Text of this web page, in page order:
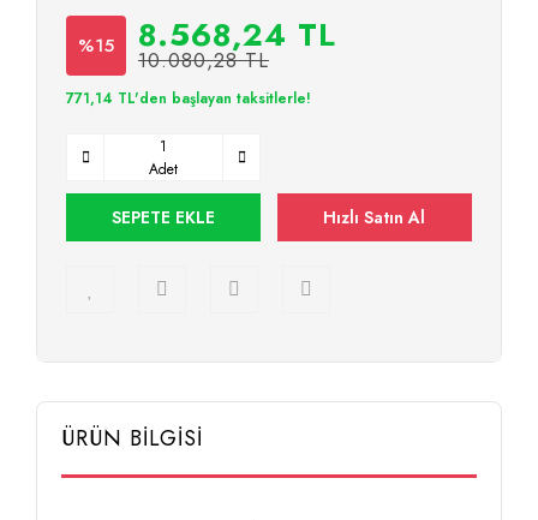
%15 8.568,24 TL
10.080,28 TL
771,14 TL'den başlayan taksitlerle!
Adet
SEPETE EKLE Hızlı Satın Al
ÜRÜN BİLGİSİ